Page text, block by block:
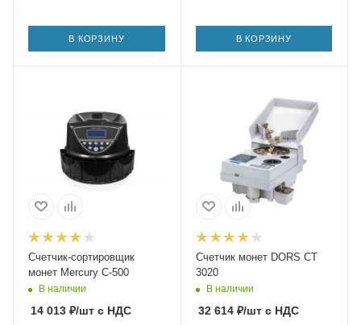
В КОРЗИНУ В КОРЗИНУ
Счетчик-сортировщик
монет Mercury C-500
В наличии
14 013 ₽/шт с НДС
Счетчик монет DORS CT
3020
В наличии
32 614₽/штс НДС